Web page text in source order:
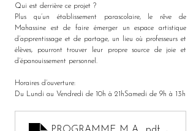
Qui est derrière ce projet ?
Plus qu’un établissement parascolaire, le rêve de
Mahassine est de faire émerger un espace artistique
d’apprentissage et de partage, un lieu où professeurs et
élèves, pourront trouver leur propre source de joie et
d’épanouissement personnel.
Horaires d’ouverture:
Du Lundi au Vendredi de 10h à 21hSamedi de 9h à 13h